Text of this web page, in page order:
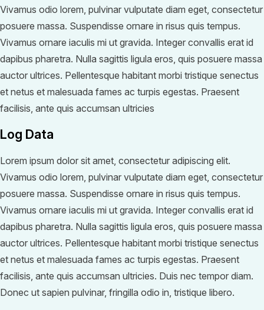
Vivamus odio lorem, pulvinar vulputate diam eget, consectetur
posuere massa. Suspendisse ornare in risus quis tempus.
Vivamus ornare iaculis mi ut gravida. Integer convallis erat id
dapibus pharetra. Nulla sagittis ligula eros, quis posuere massa
auctor ultrices. Pellentesque habitant morbi tristique senectus
et netus et malesuada fames ac turpis egestas. Praesent
facilisis, ante quis accumsan ultricies
Log Data
Lorem ipsum dolor sit amet, consectetur adipiscing elit.
Vivamus odio lorem, pulvinar vulputate diam eget, consectetur
posuere massa. Suspendisse ornare in risus quis tempus.
Vivamus ornare iaculis mi ut gravida. Integer convallis erat id
dapibus pharetra. Nulla sagittis ligula eros, quis posuere massa
auctor ultrices. Pellentesque habitant morbi tristique senectus
et netus et malesuada fames ac turpis egestas. Praesent
facilisis, ante quis accumsan ultricies. Duis nec tempor diam.
Donec ut sapien pulvinar, fringilla odio in, tristique libero.